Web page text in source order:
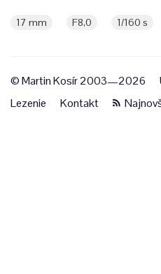
17 mm F8,0 1/160 s
© Martin Kosír 2003—2026
Lezenie
Kontakt